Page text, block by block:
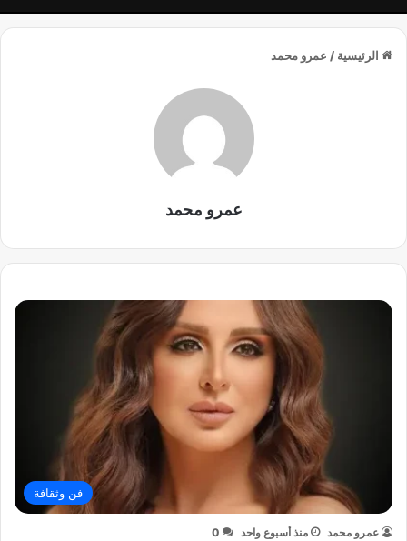
الرئيسية / عمرو محمد
عمرو محمد
فن وثقافة
عمرو محمد منذ أسبوع واحد 0